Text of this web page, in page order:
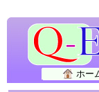
ホー